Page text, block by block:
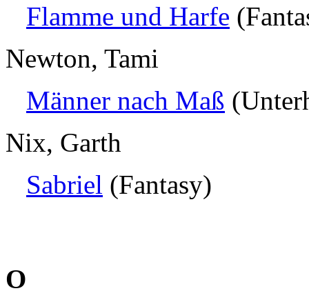
Flamme und Harfe
Newton, Tami
Männer nach Maß
Nix, Garth
Sabriel (Fantasy)
O